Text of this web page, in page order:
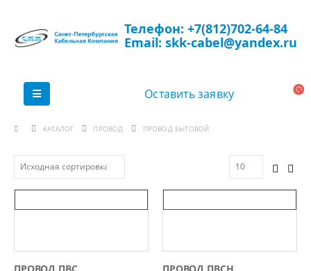
Телефон: +7(812)702-64-84
Email: skk-cabel@yandex.ru
Оставить заявку
КАТАЛОГ ПРОВОД ПРОВОД БЫТОВОЙ